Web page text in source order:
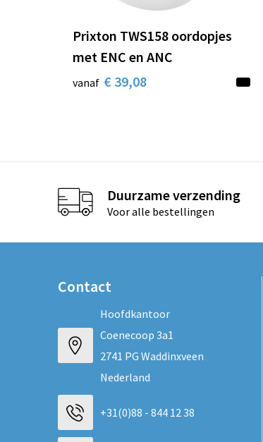
Prixton TWS158 oordopjes
met ENC en ANC
vanaf € 39,08
Duurzame verzending
Voor alle bestellingen
Contact
Hoofdkantoor
Coenecoop 3a1
2741 PG Waddinxveen
Nederland
+31(0)88 - 844 12 38